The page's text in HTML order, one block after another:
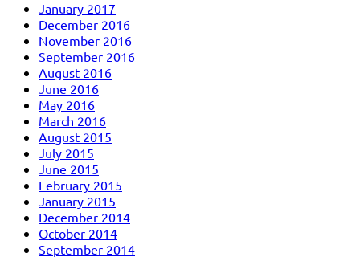
January 2017
December 2016
November 2016
September 2016
August 2016
June 2016
May 2016
March 2016
August 2015
July 2015
June 2015
February 2015
January 2015
December 2014
October 2014
September 2014